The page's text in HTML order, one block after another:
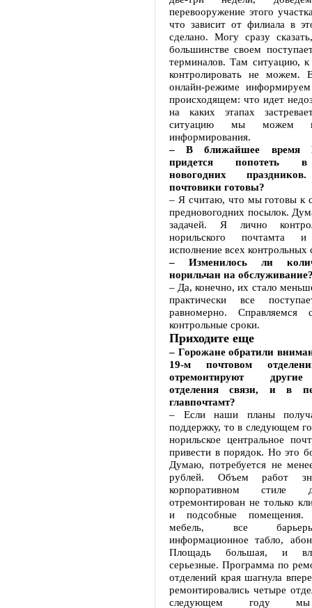
перевооружение этого
что зависит от филиала в
сделано. Могу сразу
большинстве своем
терминалов. Там ситуацию,
контролировать не можем.
онлайн-режиме
происходящем: что идет
на каких этапах
ситуацию мы можем
информирования.
– В ближайшее время
придется попотеть в
новогодних
почтовики готовы?
– Я считаю, что мы готовы к
предновогодних посылок.
задачей. Я лично
норильского почтамта
исполнение всех контрольных
– Изменилось ли
норильчан на
– Да, конечно, их стало
практически все
равномерно.
контрольные сроки.
Приходите еще
– Горожане обратили
19-м почтовом
отремонтируют
отделения связи, и в
главпочтамт?
– Если наши планы
поддержку, то в следующем
норильское центральное
привести в порядок. Но это
Думаю, потребуется не
рублей. Объем работ
корпоративном стиле
отремонтирован не только
и подсобные помещения.
мебель, все
информационное табло,
Площадь большая, и
серьезные. Программа по
отделений края шагнула
ремонтировались четыре
следующем году мы